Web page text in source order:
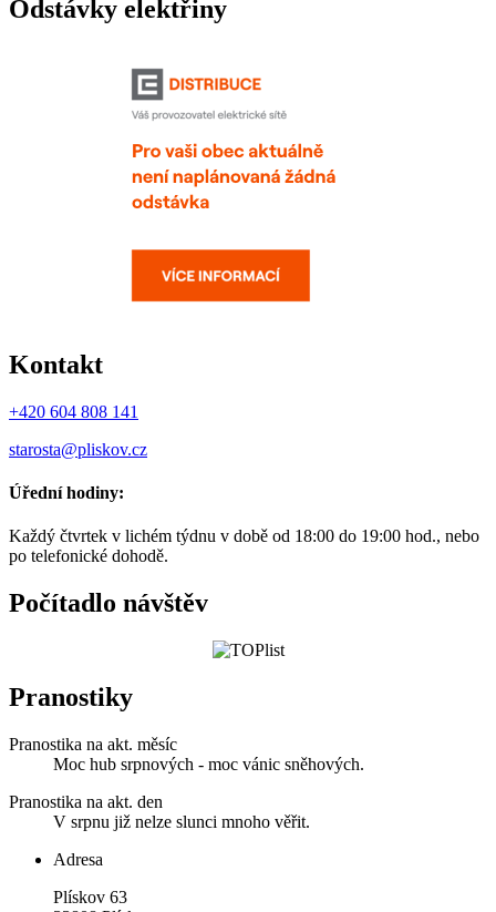
Odstávky elektřiny
Kontakt
+420 604 808 141
starosta@pliskov.cz
Úřední hodiny:
Každý čtvrtek v lichém týdnu v době od 18:00 do 19:00 hod., nebo
po telefonické dohodě.
Počítadlo návštěv
Pranostiky
Pranostika na akt. měsíc
Moc hub srpnových - moc vánic sněhových.
Pranostika na akt. den
V srpnu již nelze slunci mnoho věřit.
Adresa
Plískov 63